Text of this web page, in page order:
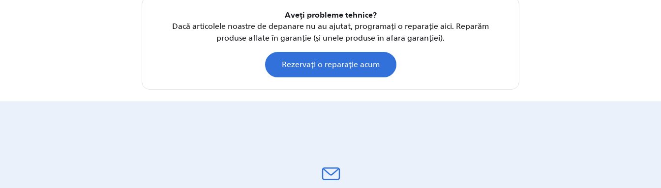
Aveți probleme tehnice?
Dacă articolele noastre de depanare nu au ajutat, programați o reparație aici. Reparăm
produse aflate în garanție (și unele produse în afara garanției).
Rezervați o reparație acum